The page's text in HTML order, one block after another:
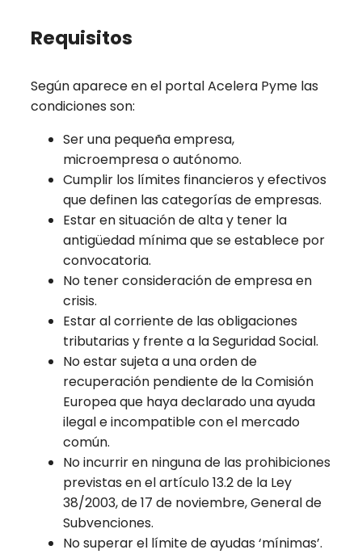
Requisitos
Según aparece en el portal Acelera Pyme las
condiciones son:
Ser una pequeña empresa,
microempresa o autónomo.
Cumplir los límites financieros y efectivos
que definen las categorías de empresas.
Estar en situación de alta y tener la
antigüedad mínima que se establece por
convocatoria.
No tener consideración de empresa en
crisis.
Estar al corriente de las obligaciones
tributarias y frente a la Seguridad Social.
No estar sujeta a una orden de
recuperación pendiente de la Comisión
Europea que haya declarado una ayuda
ilegal e incompatible con el mercado
común.
No incurrir en ninguna de las prohibiciones
previstas en el artículo 13.2 de la Ley
38/2003, de 17 de noviembre, General de
Subvenciones.
No superar el límite de ayudas ‘mínimas’.